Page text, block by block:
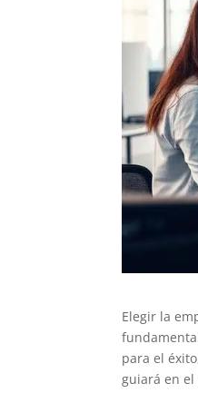
Elegir la
para el
guiará en